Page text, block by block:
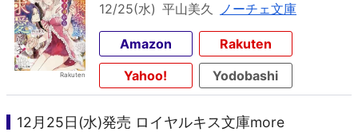
12/25(水) 平山美久 ノーチェ文庫
Amazon
Rakuten
Yahoo!
Yodobashi
12月25日(水)発売 ロイヤルキス文庫more